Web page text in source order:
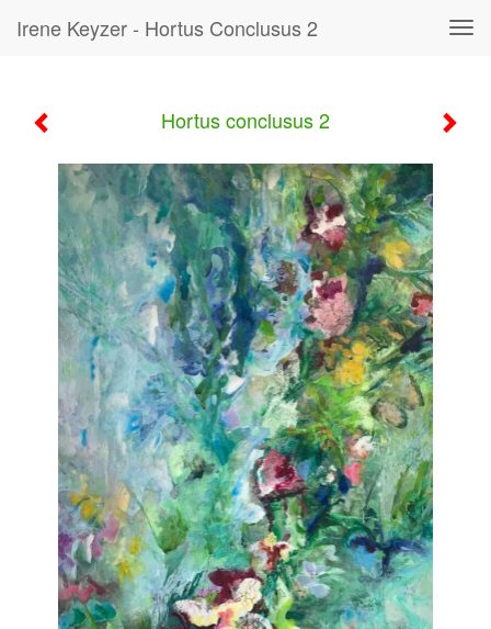
Irene Keyzer - Hortus Conclusus 2
Hortus conclusus 2